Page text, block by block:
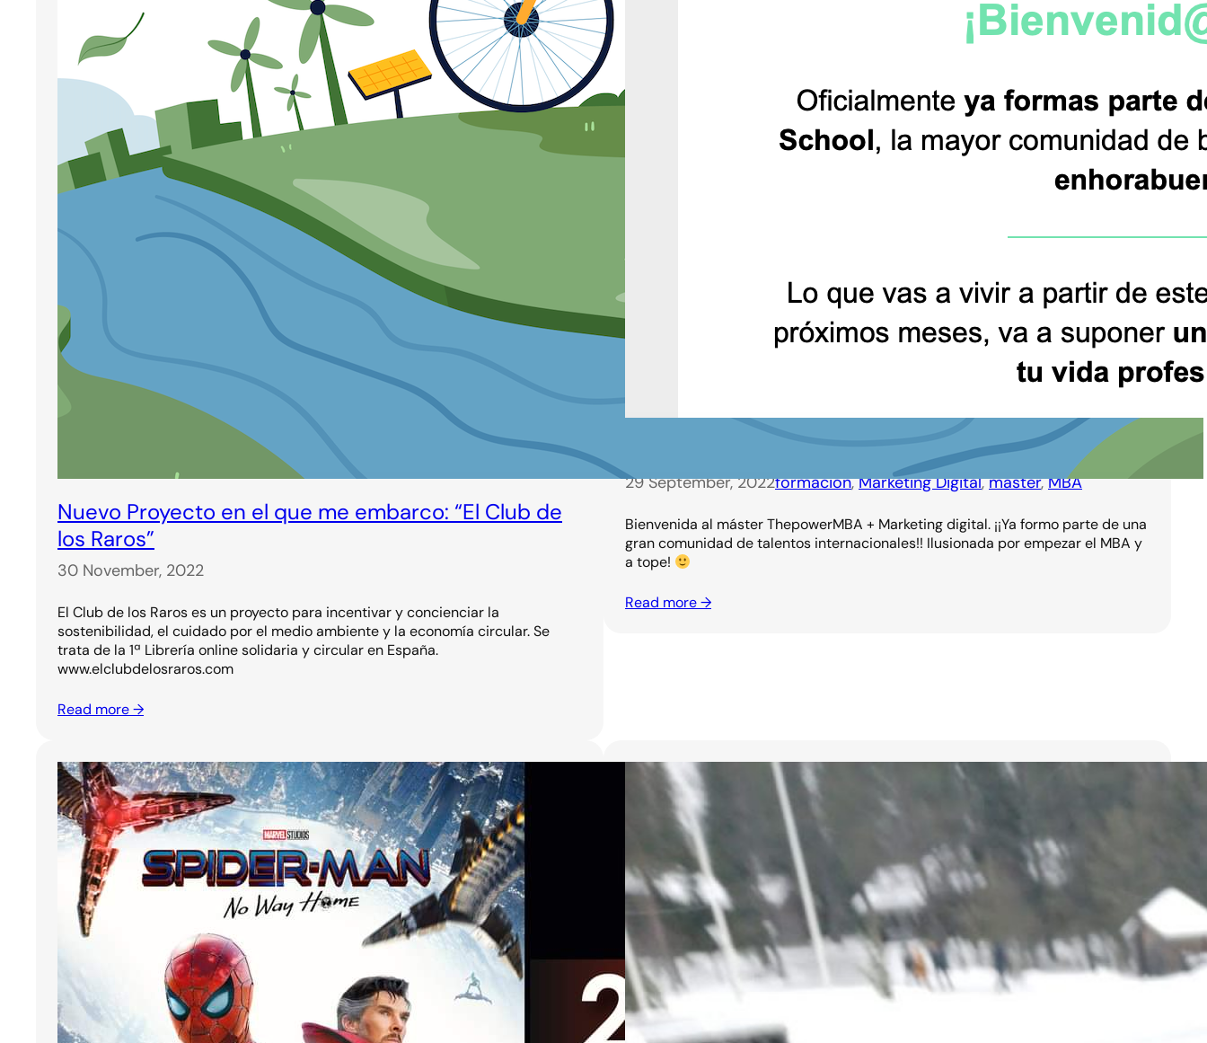
Nuevo Proyecto en el que me embarco: “El Club de
los Raros”
30 November, 2022
El Club de los Raros es un proyecto para incentivar y concienciar la
sostenibilidad, el cuidado por el medio ambiente y la economía circular. Se
trata de la 1ª Librería online solidaria y circular en España.
www.elclubdelosraros.com
Read more →
29 September, 2022formación, Marketing Digital, máster, MBA
Bienvenida al máster ThepowerMBA + Marketing digital. ¡¡Ya formo parte de una
gran comunidad de talentos internacionales!! Ilusionada por empezar el MBA y
a tope!
Read more →